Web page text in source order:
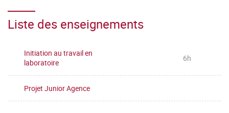
Liste des enseignements
Initiation au travail en
laboratoire
6h
Projet Junior Agence